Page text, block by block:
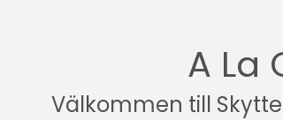
A La
Välkommen till